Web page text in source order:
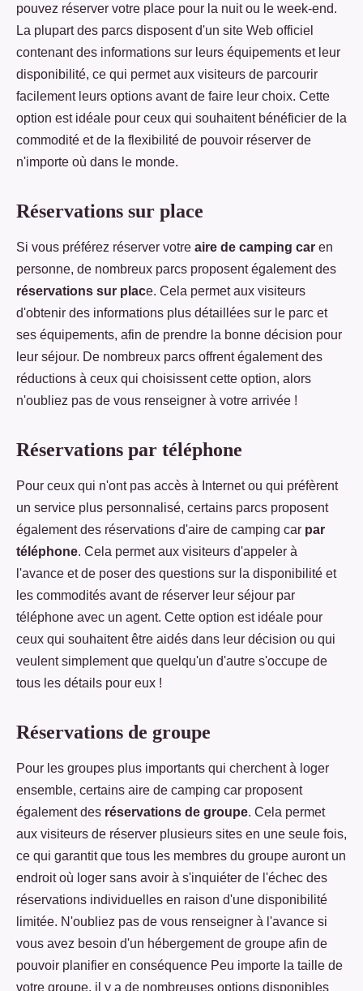
pouvez réserver votre place pour la nuit ou le week-end.
La plupart des parcs disposent d'un site Web officiel
contenant des informations sur leurs équipements et leur
disponibilité, ce qui permet aux visiteurs de parcourir
facilement leurs options avant de faire leur choix. Cette
option est idéale pour ceux qui souhaitent bénéficier de la
commodité et de la flexibilité de pouvoir réserver de
n'importe où dans le monde.
Réservations sur place
Si vous préférez réserver votre aire de camping car en
personne, de nombreux parcs proposent également des
réservations sur place. Cela permet aux visiteurs
d'obtenir des informations plus détaillées sur le parc et
ses équipements, afin de prendre la bonne décision pour
leur séjour. De nombreux parcs offrent également des
réductions à ceux qui choisissent cette option, alors
n'oubliez pas de vous renseigner à votre arrivée !
Réservations par téléphone
Pour ceux qui n'ont pas accès à Internet ou qui préfèrent
un service plus personnalisé, certains parcs proposent
également des réservations d'aire de camping car par
téléphone. Cela permet aux visiteurs d'appeler à
l'avance et de poser des questions sur la disponibilité et
les commodités avant de réserver leur séjour par
téléphone avec un agent. Cette option est idéale pour
ceux qui souhaitent être aidés dans leur décision ou qui
veulent simplement que quelqu'un d'autre s'occupe de
tous les détails pour eux !
Réservations de groupe
Pour les groupes plus importants qui cherchent à loger
ensemble, certains aire de camping car proposent
également des réservations de groupe. Cela permet
aux visiteurs de réserver plusieurs sites en une seule fois,
ce qui garantit que tous les membres du groupe auront un
endroit où loger sans avoir à s'inquiéter de l'échec des
réservations individuelles en raison d'une disponibilité
limitée. N'oubliez pas de vous renseigner à l'avance si
vous avez besoin d'un hébergement de groupe afin de
pouvoir planifier en conséquence Peu importe la taille de
votre groupe, il y a de nombreuses options disponibles